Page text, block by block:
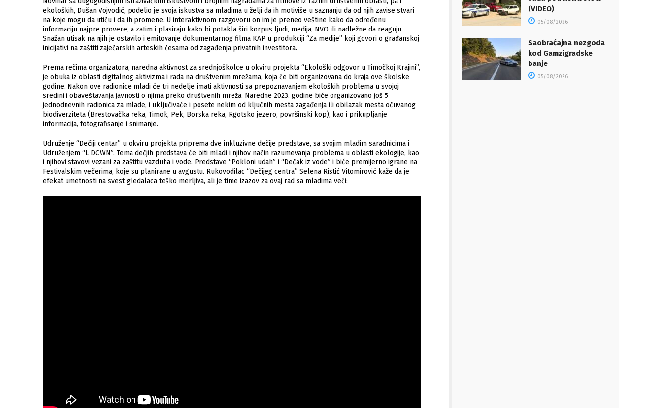
ekoloških, Dušan Vojvodić, podelio je svoja iskustva sa mladima u želji da ih motiviše u saznanju da od njih zavise stvari
na koje mogu da utiču i da ih promene. U interaktivnom razgovoru on im je preneo veštine kako da određenu
informaciju najpre provere, a zatim i plasiraju kako bi potakla širi korpus ljudi, medija, NVO ili nadležne da reaguju.
Snažan utisak na njih je ostavilo i emitovanje dokumentarnog filma KAP u produkciji “Za medije” koji govori o građanskoj
inicijativi na zaštiti zaječarskih arteskih česama od zagađenja privatnih investitora.
Prema rečima organizatora, naredna aktivnost za srednjoškolce u okviru projekta “Ekološki odgovor u Timočkoj Krajini”,
je obuka iz oblasti digitalnog aktivizma i rada na društvenim mrežama, koja će biti organizovana do kraja ove školske
godine. Nakon ove radionice mladi će tri nedelje imati aktivnosti sa prepoznavanjem ekoloških problema u svojoj
sredini i obaveštavanja javnosti o njima preko društvenih mreža. Naredne 2023. godine biće organizovano još 5
jednodnevnih radionica za mlade, i uključivaće i posete nekim od ključnih mesta zagađenja ili obilazak mesta očuvanog
biodiverziteta (Brestovačka reka, Timok, Pek, Borska reka, Rgotsko jezero, površinski kop), kao i prikupljanje
informacija, fotografisanje i snimanje.
Udruženje “Dečiji centar” u okviru projekta priprema dve inkluzivne dečije predstave, sa svojim mladim saradnicima i
Udruženjem “L DOWN”. Tema dečjih predstava će biti mladi i njihov način razumevanja problema u oblasti ekologije, kao
i njihovi stavovi vezani za zaštitu vazduha i vode. Predstave “Pokloni udah” i “Dečak iz vode” i biće premijerno igrane na
Festivalskim večerima, koje su planirane u avgustu. Rukovodilac “Dečijeg centra” Selena Ristić Vitomirović kaže da je
efekat umetnosti na svest gledalaca teško merljiva, ali je time izazov za ovaj rad sa mladima veći:
(VIDEO)
05/08/2026
Saobraćajna nezgoda
kod Gamzigradske
banje
05/08/2026